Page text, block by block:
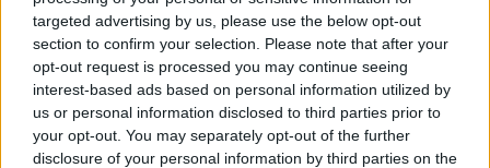
targeted advertising by us, please use the below opt-out
section to confirm your selection. Please note that after your
opt-out request is processed you may continue seeing
interest-based ads based on personal information utilized by
us or personal information disclosed to third parties prior to
your opt-out. You may separately opt-out of the further
disclosure of your personal information by third parties on the
Σε κάθε περίπτωση η τουριστική βιομηχανία της χώρας
θα κάνει “ταμείο” στο τέλος της σεζόν, με τους
εκπροσώπους των ξενοδόχων, να σημειώνουν ότι σε μια
τόσο απρόβλεπτη χρονιά, μόνο απολογισμοί χωρούν και
όχι εκτιμήσεις για το τελικό αποτέλεσμα της.